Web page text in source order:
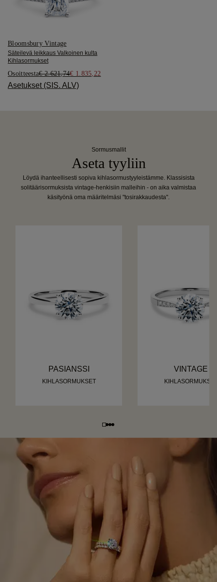
Bloomsbury Vintage
Säteilevä leikkaus Valkoinen kulta
Kihlasormukset
Osoitteesta€ 2.621,74€ 1.835,22
Asetukset (SIS. ALV)
Sormusmallit
Aseta tyyliin
Löydä ihanteellisesti sopiva kihlasormustyyleistämme. Klassisista
solitäärisormuksista vintage-henkisiin malleihin - on aika valmistaa
käsityönä oma määritelmäsi "tosirakkaudesta".
PASIANSSI
KIHLASORMUKSET
VINTAGE